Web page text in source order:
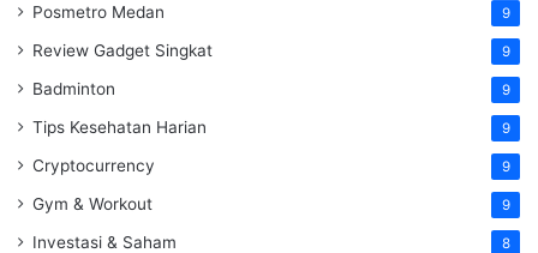
Posmetro Medan 9
Review Gadget Singkat 9
Badminton 9
Tips Kesehatan Harian 9
Cryptocurrency 9
Gym & Workout 9
Investasi & Saham 8